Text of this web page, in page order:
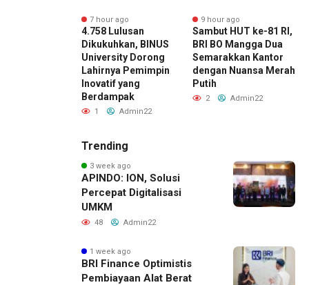
7 hour ago
4.758 Lulusan
Dikukuhkan, BINUS
University Dorong
Lahirnya Pemimpin
Inovatif yang
Berdampak
1 Admin22
9 hour ago
Sambut HUT ke-81 RI,
BRI BO Mangga Dua
Semarakkan Kantor
dengan Nuansa Merah
Putih
2 Admin22
Trending
3 week ago
APINDO: ION, Solusi
Percepat Digitalisasi
UMKM
48 Admin22
1 week ago
BRI Finance Optimistis
Pembiayaan Alat Berat